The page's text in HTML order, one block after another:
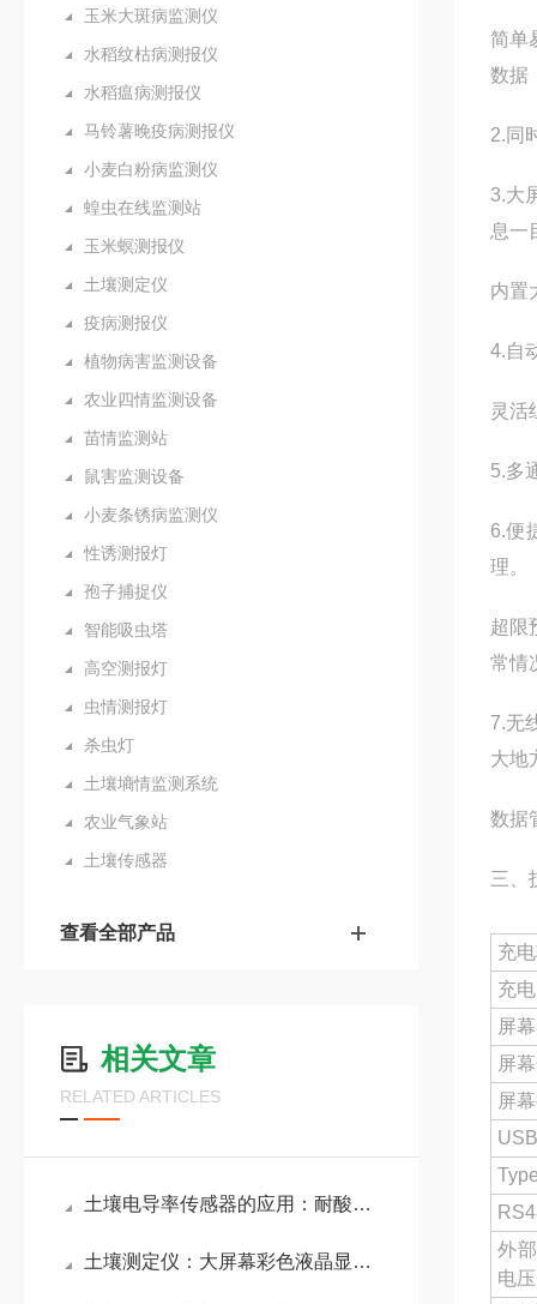
玉米大斑病监测仪
水稻纹枯病测报仪
水稻瘟病测报仪
马铃薯晚疫病测报仪
小麦白粉病监测仪
蝗虫在线监测站
玉米螟测报仪
土壤测定仪
疫病测报仪
植物病害监测设备
农业四情监测设备
苗情监测站
鼠害监测设备
小麦条锈病监测仪
性诱测报灯
孢子捕捉仪
智能吸虫塔
高空测报灯
虫情测报灯
杀虫灯
土壤墒情监测系统
农业气象站
土壤传感器
查看全部产品
相关文章
RELATED ARTICLES
土壤电导率传感器的应用：耐酸碱腐蚀，适用于盐碱地、污水灌溉区等复杂场景
土壤测定仪：大屏幕彩色液晶显示屏可实时记录各个被测环境因子的数值
简单
数据
2.同
3.大
息一
内置
4.自
灵活
5.多
6.便
理。
超限
常情
7.无
大地
数据
三、
充
充
屏
屏
屏
外
电压